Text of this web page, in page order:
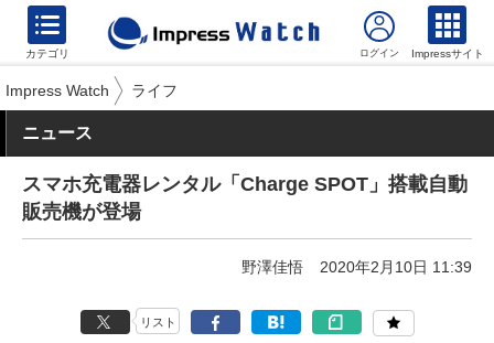
カテゴリ Impressサイト
Impress Watch ライフ
ニュース
スマホ充電器レンタル「Charge SPOT」搭載自動
販売機が登場
野澤佳悟 2020年2月10日 11:39
リスト